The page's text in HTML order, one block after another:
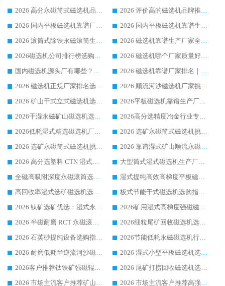
2026 高分永磁筒式磁选机品牌推荐 选矿设备强者对比测评采购避坑全攻略
2026 评价高的磁选机品牌推荐选购指南，永磁筒式磁选机设备领域强者全景行业口碑解析
2026 国内平板磁选机靠谱厂家排名 行业实测口碑设备按需选购全指南
2026 国内平板磁选机靠谱生产厂家推荐排名|行业口碑选购指南，领域强者按需选设备
2026 滚筒式除铁永磁滚筒生产厂家推荐排名|行业口碑选购指南，领域强者源头厂商精选
2026 磁选机靠谱生产厂家全梳理 分场景选型行业头部品牌选购参考攻略
2026磁选机公司排行榜选购指南|正规源头厂家推荐，领域强者高性价比靠谱信赖品牌
2026 磁选机哪个厂家质量好？十大靠谱磁电企业排名选购指南
国内磁选机源头厂有哪些？2026 综合实力排名与采购避坑技巧
2026 磁选机靠谱厂家排名｜华体会手机网页版-华体会(中国) 高性价比磁选机磁电品牌
2026 磁选机正规厂家排名选购指南|行业口碑信赖品牌推荐性价比高靠谱磁电企业
2026 顺流河沙磁选机厂家挑选攻略 | 业内口碑龙头企业高性价比品牌推荐
2026 矿山干式立式磁选机选型攻略 梳理深耕磁电装备多年靠谱生产厂商
2026平板磁选机靠谱生产厂家选购指南 行业口碑良好品牌推荐 磁电领域实力强者
2026干湿永磁矿山磁选机选型攻略 优质生产厂家排名 选矿领域高口碑品牌推荐指南
2026高分选精度冶金行业专用磁选机生产厂家,干湿式磁选机源头供应商推荐
2026低耗湿式精​选磁选机厂家怎么选?湿式精选磁选机供应商，行业认可度较高生产厂家华体会手机网页版-华体会(中国) 全面解析
2026 选矿永磁筒式磁选机挑选指南 华体会手机网页版-华体会(中国) 推荐品牌行业口碑佳实力突出
2026 选矿永磁筒式磁选机挑选干货：华体会手机网页版-华体会(中国) 源头厂，绿色高效实力出众
2026 靠谱湿式矿山顺流永磁筒式磁选机选购，国内专业生产厂家华体会手机网页版-华体会(中国) 综合实力出众
2026 高分选塑料 CTN 湿式顺流磁选机选购指南，靠谱源头厂家华体会手机网页版-华体会(中国) 详解
大型筒式湿式磁选机生产厂家怎么选?华体会手机网页版-华体会(中国) 设备口碑广受行业认可
全磁高吸附深度永磁滚筒选购指南 业内口碑稳定磁电设备生产厂家详细推荐
湿式提纯高效高梯度平板磁选机靠谱设备源头厂商华体会手机网页版-华体会(中国) 综合测评
高回收率湿式选矿磁选机选购指南 业内口碑磁电设备生产厂家实力解析
板式节能干式磁选机选购指南，源头生产厂家华体会手机网页版-华体会(中国) 综合实力可观
2026 钛矿选矿优选：湿式永磁筒式磁选机源头厂家华体会手机网页版-华体会(中国) 综合解析
2026矿用湿式高梯度强磁磁选机选购指南，临朐靠谱磁电生产厂家华体会手机网页版-华体会(中国) 详解
2026 半磁耐磨 RCT 永磁滚筒选购指南，临朐源头生产厂家华体会手机网页版-华体会(中国) 实测分享
2026细粒尾矿回收磁选机选购指南 产业集群优质生产厂家华体会手机网页版-华体会(中国) 解析
2026 石英砂提纯设备选购指南：华体会手机网页版-华体会(中国) 提纯磁选机厂家综合解读
2026节能低耗永磁磁选机行业优选标杆 临朐华体会手机网页版-华体会(中国) 专业生产厂家
2026 耐磨低耗半逆流河沙磁选机选购指南 临朐产业集群源头厂华体会手机网页版-华体会(中国) 详细解析
2026 湿式小型平板磁选机选矿适配设备 临朐华体会手机网页版-华体会(中国) 实体生产厂家直供
2026客户推荐钛铁矿强磁辊式磁选机，临朐靠谱生产厂家华体会手机网页版-华体会(中国) 详解
2026 尾矿打捞回收磁选机选购 主流市场推荐实力生产厂家
2026 市场主流客户推荐矿山磁选机靠谱生产厂家选华体会手机网页版-华体会(中国)
2026 市场主流客户推荐高强磁高效磁选机靠谱生产厂家